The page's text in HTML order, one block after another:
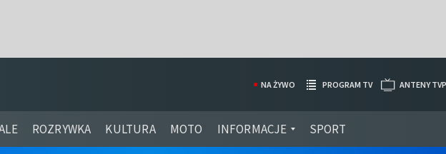
ROZRYWKA KULTURA MOTO INFORMACJE SPORT
NA ŻYWO PROGRAM TV ANTENY TVP